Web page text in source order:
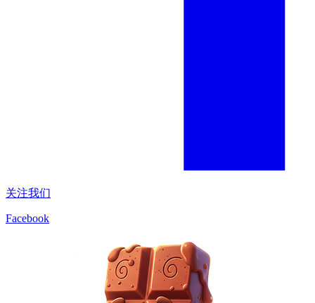
关注我们
Facebook